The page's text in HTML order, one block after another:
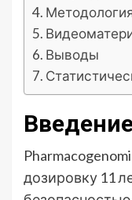
Выводы
дозировку 11